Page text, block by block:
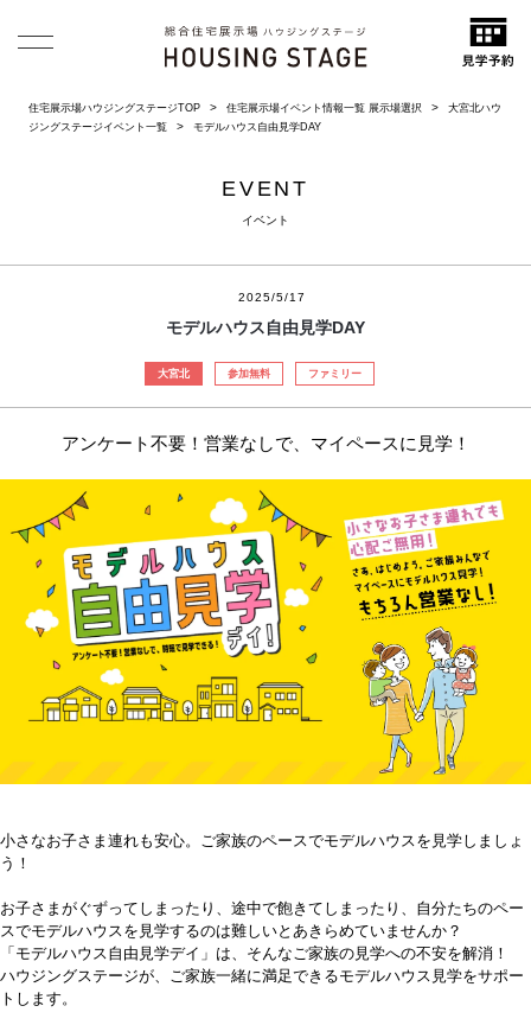
住宅展示場ハウジングステージTOP 住宅展示場イベント情報一覧 展示場選択
大宮北ハウ
ジングステージイベント一覧
モデルハウス自由見学DAY
EVENT
イベント
2025/5/17
モデルハウス自由見学DAY
大宮北 参加無料 ファミリー
アンケート不要！営業なしで、マイペースに見学！
小さなお子さま連れも安心。ご家族のペースでモデルハウスを見学しましょ
う！
お子さまがぐずってしまったり、途中で飽きてしまったり、自分たちのペー
スでモデルハウスを見学するのは難しいとあきらめていませんか？
「モデルハウス自由見学デイ」は、そんなご家族の見学への不安を解消！
ハウジングステージが、ご家族一緒に満足できるモデルハウス見学をサポー
トします。